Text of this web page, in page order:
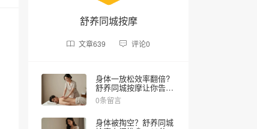
舒养同城按摩
文章639 评论0
身体一放松效率翻倍?
舒养同城按摩让你告别
疲劳作战
0条留言
身体被掏空？舒养同城